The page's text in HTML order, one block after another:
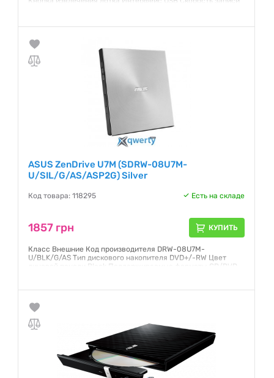
Скорость считывания DVD+R: 8X DVD-R: 8X DVD+RW: 8X
12 месяцев
ASUS ZenDrive U7M (SDRW-08U7M-
U/SIL/G/AS/ASP2G) Silver
Код товара: 118295 Есть на складе
1857 грн КУПИТЬ
Класс Внешние Код производителя DRW-08U7M-
U/BLK/G/AS Тип дискового накопителя DVD+/-RW Цвет
лицевой панели Black Поддерживаемые форматы CD/DVD
DVD±R(SL/DL), DVD±RW, DVD-ROM(SL/DL), DVD-RAM, DVD
Video Интерфейс USB Скорость записи DVD+R: 8X DVD-R:
8X DVD+RW: 8X DVD-RW: 6X DVD+R(DL): 6X
Гарантия: